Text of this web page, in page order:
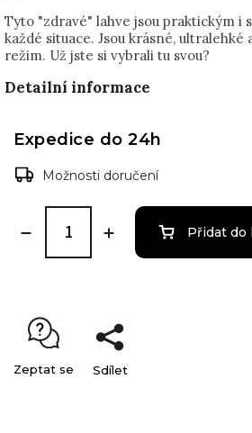
Tyto "zdravé" lahve jsou praktickým i
každé situace. Jsou krásné,
režim. Už jste si vybrali tu svou?
Detailní informace
Expedice do 24h
Možnosti doručení
Přidat do
Zeptat se Sdílet